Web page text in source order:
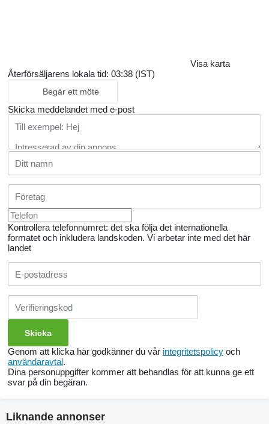
Visa karta
Återförsäljarens lokala tid: 03:38 (IST)
Begär ett möte
Skicka meddelandet med e-post
Kontrollera telefonnumret: det ska följa det internationella
formatet och inkludera landskoden. Vi arbetar inte med det här
landet
Genom att klicka här godkänner du vår integritetspolicy och
användaravtal.
Dina personuppgifter kommer att behandlas för att kunna ge ett
svar på din begäran.
Liknande annonser